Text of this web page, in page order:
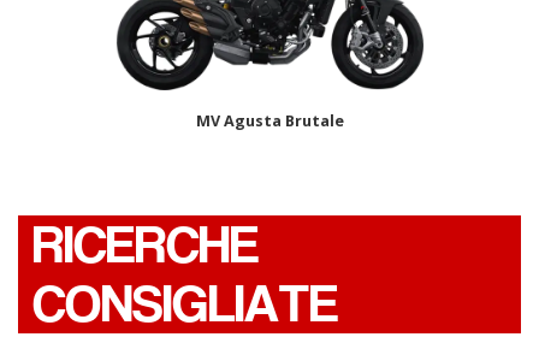
MV Agusta Brutale
RICERCHE
CONSIGLIATE